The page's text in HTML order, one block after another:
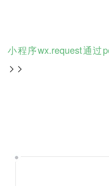
小程序wx.request通过
